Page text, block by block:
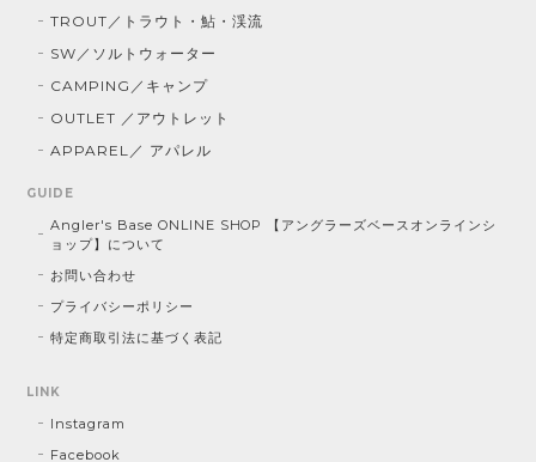
TROUT／トラウト・鮎・渓流
SW／ソルトウォーター
CAMPING／キャンプ
OUTLET ／アウトレット
APPAREL／ アパレル
GUIDE
Angler's Base ONLINE SHOP 【アングラーズベースオンラインシ
ョップ】について
お問い合わせ
プライバシーポリシー
特定商取引法に基づく表記
LINK
Instagram
Facebook